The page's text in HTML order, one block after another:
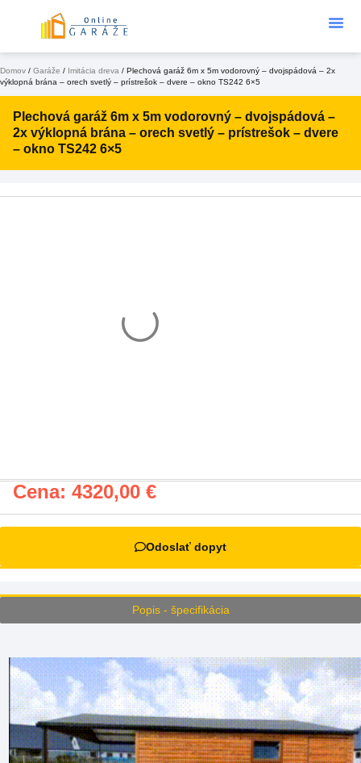
Domov / Garáže / Imitácia dreva / Plechová garáž 6m x 5m vodorovný – dvojspádová – 2x
výklopná brána – orech svetlý – prístrešok – dvere – okno TS242 6×5
Plechová garáž 6m x 5m vodorovný – dvojspádová –
2x výklopná brána – orech svetlý – prístrešok – dvere
– okno TS242 6×5
Cena: 4320,00 €
Odoslať dopyt
Popis - špecifikácia